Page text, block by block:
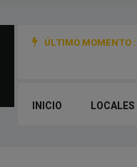
ÚLTIMO MOMENTO :
FERIAL Y CULTURAL EN EL
INICIO LOCALES